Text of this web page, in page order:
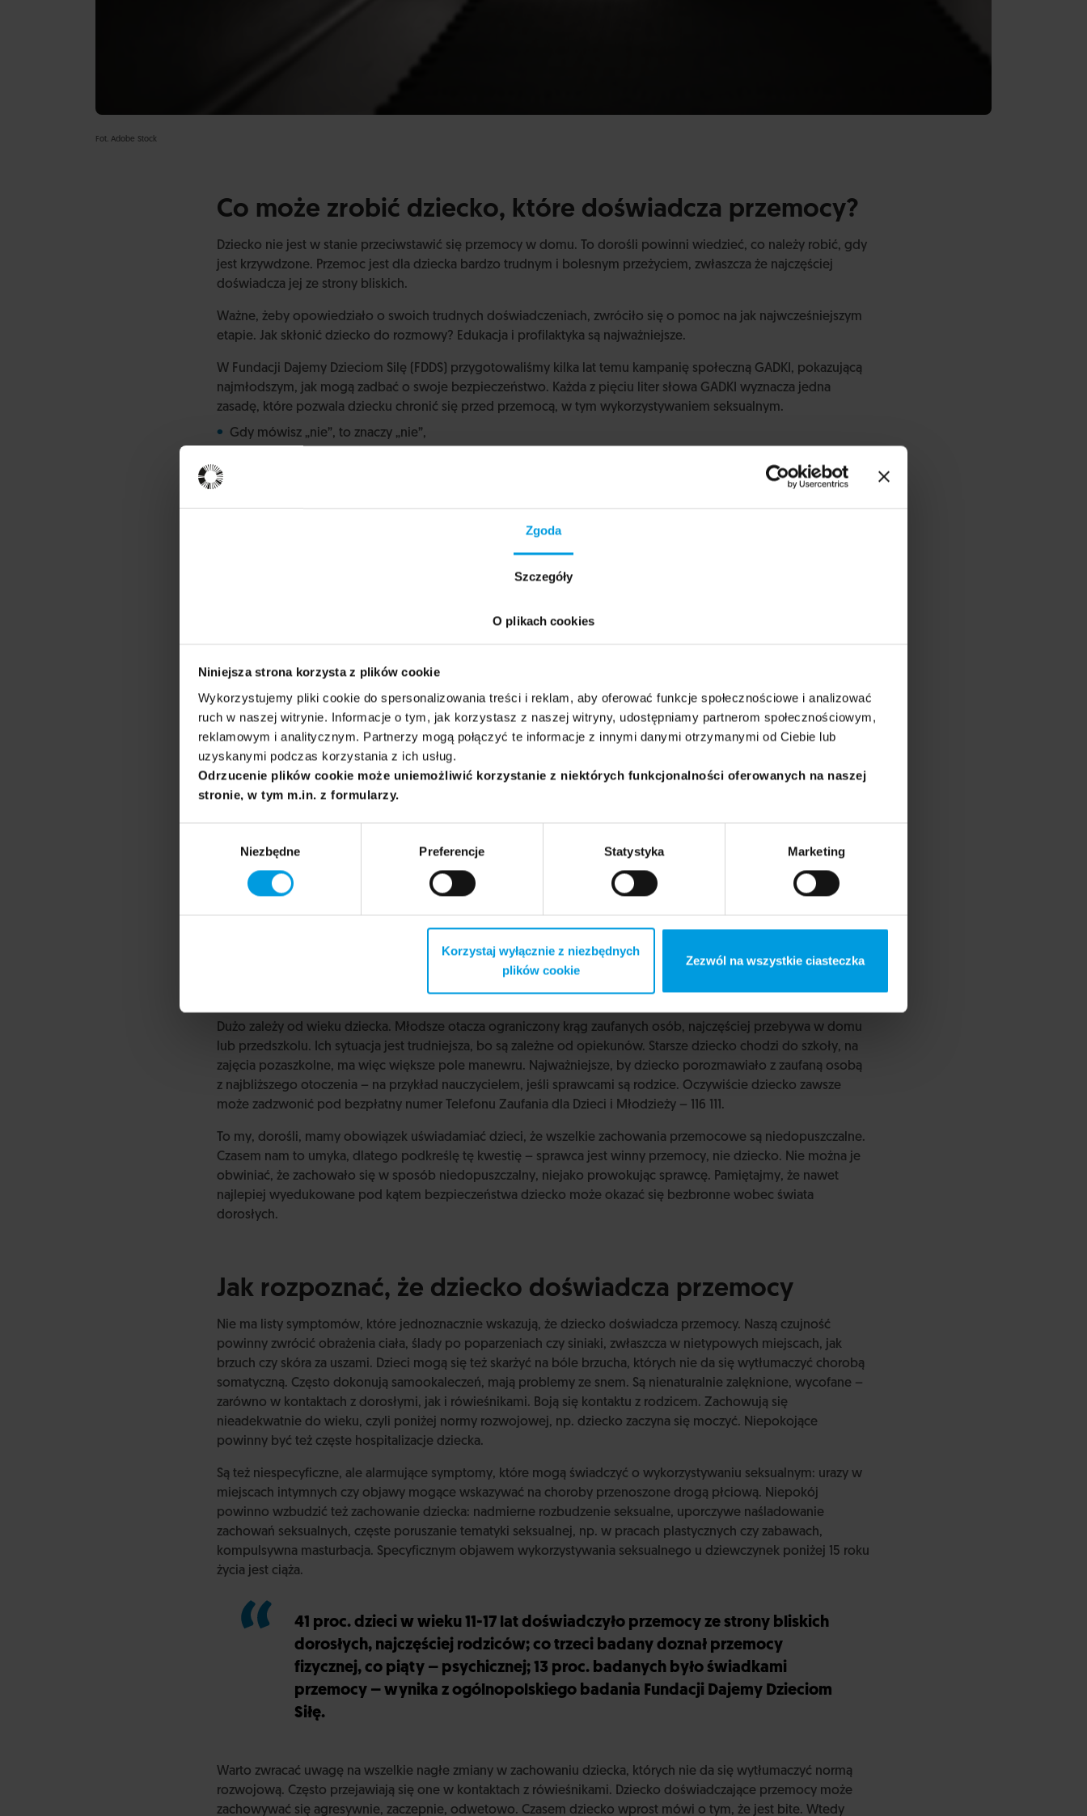
Zgoda
Szczegóły
O plikach cookies
Niniejsza strona korzysta z plików cookie
Wykorzystujemy pliki cookie do spersonalizowania treści i reklam, aby oferować funkcje społecznościowe i analizować
ruch w naszej witrynie. Informacje o tym, jak korzystasz z naszej witryny, udostępniamy partnerom społecznościowym,
reklamowym i analitycznym. Partnerzy mogą połączyć te informacje z innymi danymi otrzymanymi od Ciebie lub
uzyskanymi podczas korzystania z ich usług.
Odrzucenie plików cookie może uniemożliwić korzystanie z niektórych funkcjonalności oferowanych na naszej
stronie, w tym m.in. z formularzy.
Niezbędne Preferencje Statystyka Marketing
Korzystaj wyłącznie z niezbędnych
plików cookie
Zezwól na wszystkie ciasteczka
Fot. Adobe Stock
Co może zrobić dziecko, które doświadcza przemocy?
Dziecko nie jest w stanie przeciwstawić się przemocy w domu. To dorośli powinni wiedzieć, co należy robić, gdy
jest krzywdzone. Przemoc jest dla dziecka bardzo trudnym i bolesnym przeżyciem, zwłaszcza że najczęściej
doświadcza jej ze strony bliskich.
Ważne, żeby opowiedziało o swoich trudnych doświadczeniach, zwróciło się o pomoc na jak najwcześniejszym
etapie. Jak skłonić dziecko do rozmowy? Edukacja i profilaktyka są najważniejsze.
W Fundacji Dajemy Dzieciom Silę (FDDS) przygotowaliśmy kilka lat temu kampanię społeczną GADKI, pokazującą
najmłodszym, jak mogą zadbać o swoje bezpieczeństwo. Każda z pięciu liter słowa GADKI wyznacza jedna
zasadę, które pozwala dziecku chronić się przed przemocą, w tym wykorzystywaniem seksualnym.
Gdy mówisz „nie”, to znaczy „nie”,
Intymne części ciała są szczególnie chronione.
rodzice, jak i osoby zawodowo pracujące z dziećmi: nauczyciele, pedagodzy, wychowawcy ze świetlic
przed mówieniem oraz zbudować krąg zaufanych dorosłych, na których może liczyć w awaryjnych sytuacjach.
Dużo zależy od wieku dziecka. Młodsze otacza ograniczony krąg zaufanych osób, najczęściej przebywa w domu
lub przedszkolu. Ich sytuacja jest trudniejsza, bo są zależne od opiekunów. Starsze dziecko chodzi do szkoły, na
zajęcia pozaszkolne, ma więc większe pole manewru. Najważniejsze, by dziecko porozmawiało z zaufaną osobą
z najbliższego otoczenia – na przykład nauczycielem, jeśli sprawcami są rodzice. Oczywiście dziecko zawsze
może zadzwonić pod bezpłatny numer Telefonu Zaufania dla Dzieci i Młodzieży – 116 111.
To my, dorośli, mamy obowiązek uświadamiać dzieci, że wszelkie zachowania przemocowe są niedopuszczalne.
Czasem nam to umyka, dlatego podkreślę tę kwestię – sprawca jest winny przemocy, nie dziecko. Nie można je
obwiniać, że zachowało się w sposób niedopuszczalny, niejako prowokując sprawcę. Pamiętajmy, że nawet
najlepiej wyedukowane pod kątem bezpieczeństwa dziecko może okazać się bezbronne wobec świata
dorosłych.
Jak rozpoznać, że dziecko doświadcza przemocy
Nie ma listy symptomów, które jednoznacznie wskazują, że dziecko doświadcza przemocy. Naszą czujność
powinny zwrócić obrażenia ciała, ślady po poparzeniach czy siniaki, zwłaszcza w nietypowych miejscach, jak
brzuch czy skóra za uszami. Dzieci mogą się też skarżyć na bóle brzucha, których nie da się wytłumaczyć chorobą
somatyczną. Często dokonują samookaleczeń, mają problemy ze snem. Są nienaturalnie zalęknione, wycofane –
zarówno w kontaktach z dorosłymi, jak i rówieśnikami. Boją się kontaktu z rodzicem. Zachowują się
nieadekwatnie do wieku, czyli poniżej normy rozwojowej, np. dziecko zaczyna się moczyć. Niepokojące
powinny być też częste hospitalizacje dziecka.
Są też niespecyficzne, ale alarmujące symptomy, które mogą świadczyć o wykorzystywaniu seksualnym: urazy w
miejscach intymnych czy objawy mogące wskazywać na choroby przenoszone drogą płciową. Niepokój
powinno wzbudzić też zachowanie dziecka: nadmierne rozbudzenie seksualne, uporczywe naśladowanie
zachowań seksualnych, częste poruszanie tematyki seksualnej, np. w pracach plastycznych czy zabawach,
kompulsywna masturbacja. Specyficznym objawem wykorzystywania seksualnego u dziewczynek poniżej 15 roku
życia jest ciąża.
41 proc. dzieci w wieku 11-17 lat doświadczyło przemocy ze strony bliskich
dorosłych, najczęściej rodziców; co trzeci badany doznał przemocy
fizycznej, co piąty – psychicznej; 13 proc. badanych było świadkami
przemocy – wynika z ogólnopolskiego badania Fundacji Dajemy Dzieciom
Siłę.
Warto zwracać uwagę na wszelkie nagłe zmiany w zachowaniu dziecka, których nie da się wytłumaczyć normą
rozwojową. Często przejawiają się one w kontaktach z rówieśnikami. Dziecko doświadczające przemocy może
zachowywać się agresywnie, zaczepnie, odwetowo. Czasem dziecko wprost mówi o tym, że jest bite. Wtedy